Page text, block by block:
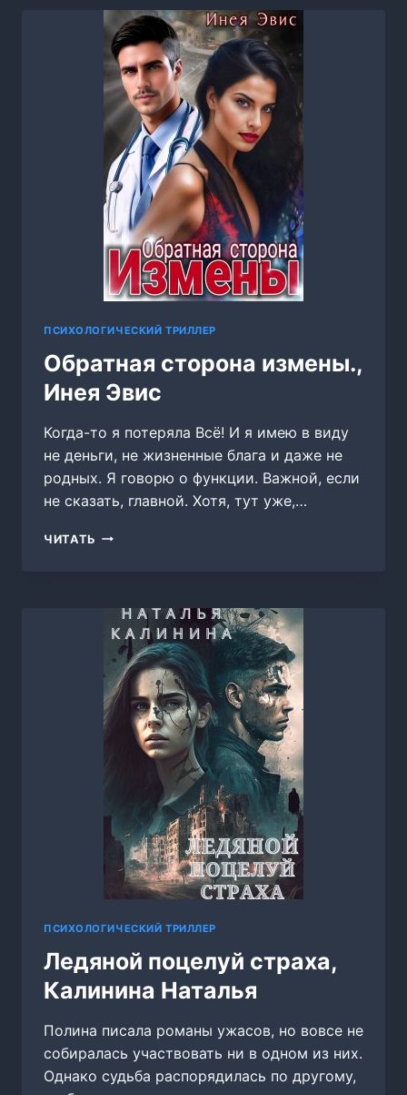
РОМЕРО
ПСИХОЛОГИЧЕСКИЙ ТРИЛЛЕР
Обратная сторона измены.,
Инея Эвис
Когда-то я потеряла Всё! И я имею в виду
не деньги, не жизненные блага и даже не
родных. Я говорю о функции. Важной, если
не сказать, главной. Хотя, тут уже,…
ЧИТАТЬ ОБРАТНАЯ
ЭВИС
ПСИХОЛОГИЧЕСКИЙ ТРИЛЛЕР
Ледяной поцелуй страха,
Калинина Наталья
Полина писала романы ужасов, но вовсе не
собиралась участвовать ни в одном из них.
Однако судьба распорядилась по другому,